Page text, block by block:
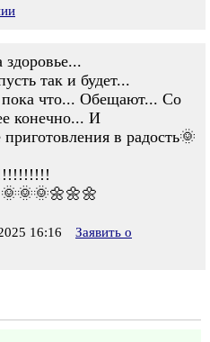
так и будет...
пока что... Обещают... Со
конечно... И
в радость🌞
16:16
Заявить о